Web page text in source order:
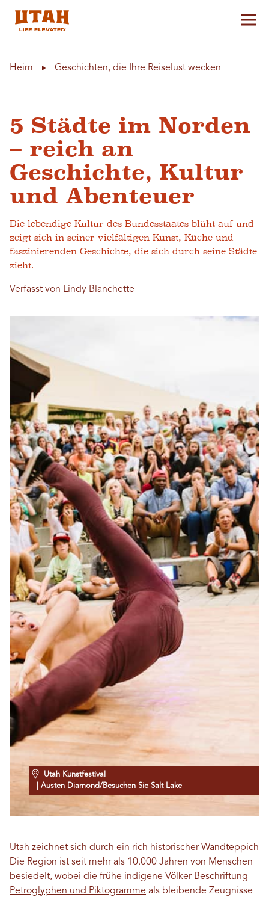
Heim Geschichten, die Ihre Reiselust wecken
5 Städte im Norden
– reich an
Geschichte, Kultur
und Abenteuer
Die lebendige Kultur des Bundesstaates blüht auf und
zeigt sich in seiner vielfältigen Kunst, Küche und
faszinierenden Geschichte, die sich durch seine Städte
zieht.
Verfasst von Lindy Blanchette
Utah Kunstfestival
| Austen Diamond/Besuchen Sie Salt Lake
Utah zeichnet sich durch ein rich historischer Wandteppich
Die Region ist seit mehr als 10.000 Jahren von Menschen
besiedelt, wobei die frühe indigene VölkerBeschriftung
Petroglyphen und Piktogramme als bleibende Zeugnisse